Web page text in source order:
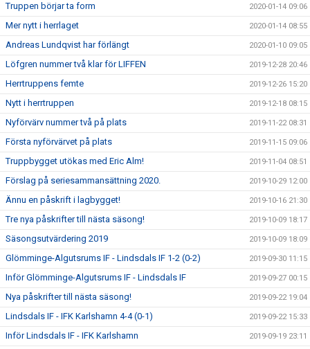
Truppen börjar ta form 2020-01-14 09:06
Mer nytt i herrlaget 2020-01-14 08:55
Andreas Lundqvist har förlängt 2020-01-10 09:05
Löfgren nummer två klar för LIFFEN 2019-12-28 20:46
Herrtruppens femte 2019-12-26 15:20
Nytt i herrtruppen 2019-12-18 08:15
Nyförvärv nummer två på plats 2019-11-22 08:31
Första nyförvärvet på plats 2019-11-15 09:06
Truppbygget utökas med Eric Alm! 2019-11-04 08:51
Förslag på seriesammansättning 2020. 2019-10-29 12:00
Ännu en påskrift i lagbygget! 2019-10-16 21:30
Tre nya påskrifter till nästa säsong! 2019-10-09 18:17
Säsongsutvärdering 2019 2019-10-09 18:09
Glömminge-Algutsrums IF - Lindsdals IF 1-2 (0-2) 2019-09-30 11:15
Inför Glömminge-Algutsrums IF - Lindsdals IF 2019-09-27 00:15
Nya påskrifter till nästa säsong! 2019-09-22 19:04
Lindsdals IF - IFK Karlshamn 4-4 (0-1) 2019-09-22 15:33
Inför Lindsdals IF - IFK Karlshamn 2019-09-19 23:11